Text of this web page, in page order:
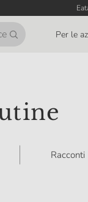
Per le
Racconti